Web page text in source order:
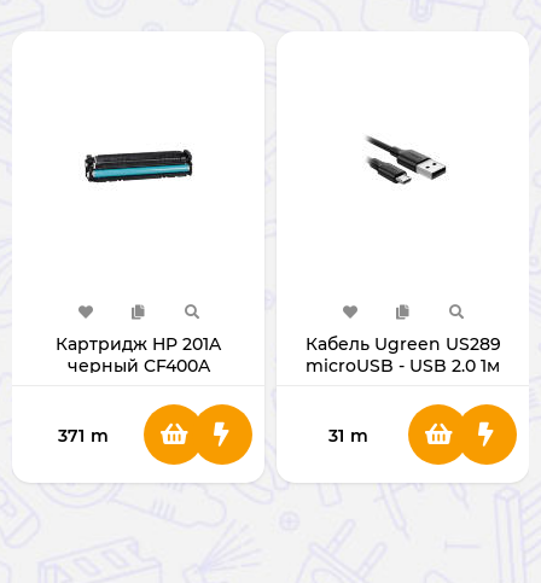
Картридж HP 201A
черный CF400A
371 m
Кабель Ugreen US289
microUSB - USB 2.0 1м
31 m